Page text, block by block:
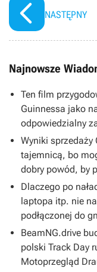
NASTĘPNY
Najnowsze
Ten film
Guinnessa jako
odpowiedzialny
Wyniki sprzedaży
tajemnicą, bo
dobry powód, by
Dlaczego po
laptopa itp. nie
podłączonej do
BeamNG.drive
polski Track Day
Motoprzegląd